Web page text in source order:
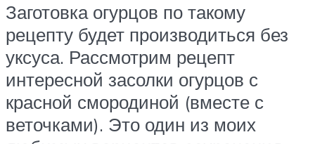
Заготовка огурцов по такому
рецепту будет производиться без
уксуса. Рассмотрим рецепт
интересной засолки огурцов с
красной смородиной (вместе с
веточками). Это один из моих